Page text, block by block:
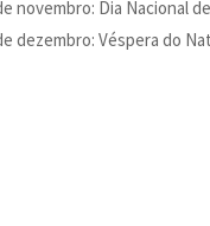
novembro: Dia Nacional
dezembro: Véspera do